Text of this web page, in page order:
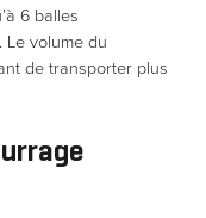
6 balles
Le volume du
de transporter plus
que notre